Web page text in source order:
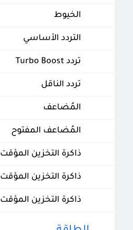
الخيوط
التردد الأساسي
تردد Turbo Boost
تردد الناقل
المُضاعف
المُضاعف المفتوح
ذاكرة التخزين المؤقت L1
ذاكرة التخزين المؤقت L2
ذاكرة التخزين المؤقت L3